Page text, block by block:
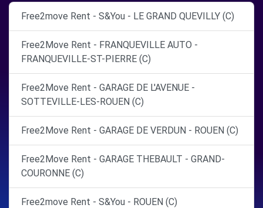
Free2move Rent - S&You - LE GRAND QUEVILLY (C)
Free2Move Rent - FRANQUEVILLE AUTO -
FRANQUEVILLE-ST-PIERRE (C)
Free2Move Rent - GARAGE DE L'AVENUE -
SOTTEVILLE-LES-ROUEN (C)
Free2Move Rent - GARAGE DE VERDUN - ROUEN (C)
Free2Move Rent - GARAGE THEBAULT - GRAND-
COURONNE (C)
Free2move Rent - S&You - ROUEN (C)